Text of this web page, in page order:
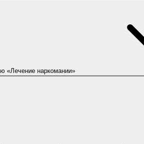
«Лечение наркомании»